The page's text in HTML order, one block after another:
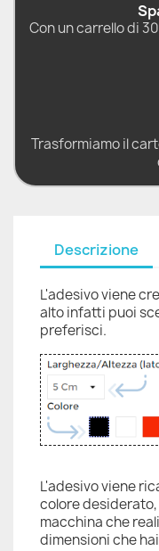
Con un carrello di
Trasformiamo il
Descrizione
L'adesivo viene
alto infatti puoi
preferisci.
L'adesivo viene
colore
macchina che
dimensioni che